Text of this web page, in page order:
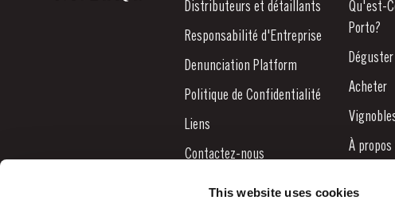
This website uses cookies
Distributeurs et détaillants
Responsabilité d'Entreprise
Denunciation Platform
Politique de Confidentialité
Liens
Contactez-nous
Qu'est-
Porto?
Acheter
À propos